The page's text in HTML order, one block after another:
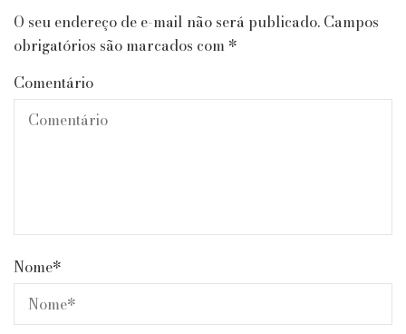
O seu endereço de e-mail não será publicado. Campos
obrigatórios são marcados com *
Comentário
Nome*